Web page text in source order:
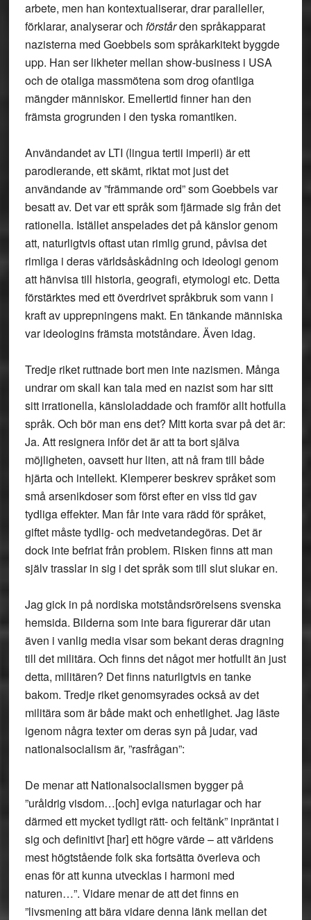
arbete, men han kontextualiserar, drar paralleller,
förklarar, analyserar och förstården språkapparat
nazisterna med Goebbels som språkarkitekt byggde
upp. Han ser likheter mellan show-business i USA
och de otaliga massmötena som drog ofantliga
mängder människor. Emellertid finner han den
främsta grogrunden i den tyska romantiken.
Användandet av LTI (lingua tertii imperii) är ett
parodierande, ett skämt, riktat mot just det
användande av ”främmande ord” som Goebbels var
besatt av. Det var ett språk som fjärmade sig från det
rationella. Istället anspelades det på känslor genom
att, naturligtvis oftast utan rimlig grund, påvisa det
rimliga i deras världsåskådning och ideologi genom
att hänvisa till historia, geografi, etymologi etc. Detta
förstärktes med ett överdrivet språkbruk som vann i
kraft av upprepningens makt. En tänkande människa
var ideologins främsta motståndare. Även idag.
Tredje riket ruttnade bort men inte nazismen. Många
undrar om skall kan tala med en nazist som har sitt
sitt irrationella, känsloladdade och framför allt hotfulla
språk. Och bör man ens det? Mitt korta svar på det är:
Ja. Att resignera inför det är att ta bort själva
möjligheten, oavsett hur liten, att nå fram till både
hjärta och intellekt. Klemperer beskrev språket som
små arsenikdoser som först efter en viss tid gav
tydliga effekter. Man får inte vara rädd för språket,
giftet måste tydlig- och medvetandegöras. Det är
dock inte befriat från problem. Risken finns att man
själv trasslar in sig i det språk som till slut slukar en.
Jag gick in på nordiska motståndsrörelsens svenska
hemsida. Bilderna som inte bara figurerar där utan
även i vanlig media visar som bekant deras dragning
till det militära. Och finns det något mer hotfullt än just
detta, militären? Det finns naturligtvis en tanke
bakom. Tredje riket genomsyrades också av det
militära som är både makt och enhetlighet. Jag läste
igenom några texter om deras syn på judar, vad
nationalsocialism är, ”rasfrågan”:
De menar att Nationalsocialismen bygger på
”uråldrig visdom…[och] eviga naturlagar och har
därmed ett mycket tydligt rätt- och feltänk” inpräntat i
sig och definitivt [har] ett högre värde – att världens
mest högtstående folk ska fortsätta överleva och
enas för att kunna utvecklas i harmoni med
naturen…”. Vidare menar de att det finns en
”livsmening att bära vidare denna länk mellan det